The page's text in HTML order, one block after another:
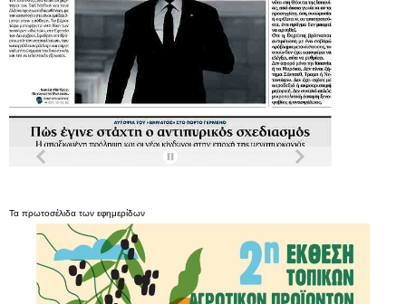
Τα πρωτοσέλιδα των εφημερίδων